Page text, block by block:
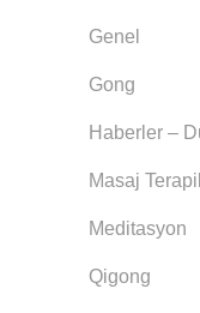
Genel
Gong
Haberler –
Masaj
Meditasyon
Qigong